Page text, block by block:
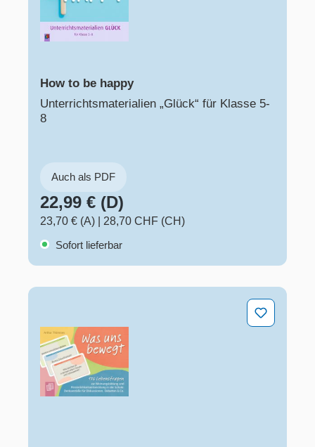
How to be happy
Unterrichtsmaterialien „Glück“ für Klasse 5-
8
Auch als PDF
22,99 € (D)
23,70 € (A)
28,70 CHF (CH)
Sofort lieferbar